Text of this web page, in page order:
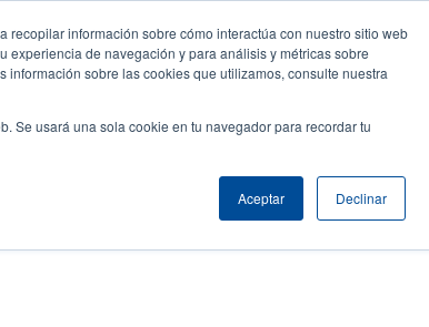
recopilar información sobre cómo interactúa con nuestro sitio web
experiencia de navegación y para análisis y métricas sobre
sobre las cookies que utilizamos, consulte nuestra
Se usará una sola cookie en tu navegador para recordar tu
Aceptar Declinar
User
Noticias Empresa
User
Iniciar sesión / Registrarse
Header